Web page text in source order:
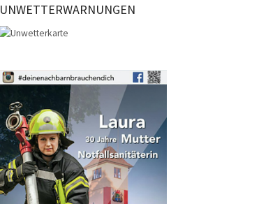
UNWETTERWARNUNGEN